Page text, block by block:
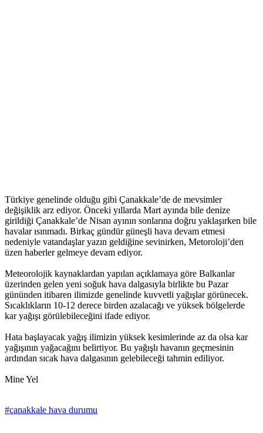
Türkiye genelinde olduğu gibi Çanakkale’de de mevsimler
değişiklik arz ediyor. Önceki yıllarda Mart ayında bile denize
girildiği Çanakkale’de Nisan ayının sonlarına doğru yaklaşırken bile
havalar ısınmadı. Birkaç gündür güneşli hava devam etmesi
nedeniyle vatandaşlar yazın geldiğine sevinirken, Metoroloji’den
üzen haberler gelmeye devam ediyor.
Meteorolojik kaynaklardan yapılan açıklamaya göre Balkanlar
üzerinden gelen yeni soğuk hava dalgasıyla birlikte bu Pazar
gününden itibaren ilimizde genelinde kuvvetli yağışlar görünecek.
Sıcaklıkların 10-12 derece birden azalacağı ve yüksek bölgelerde
kar yağışı görülebileceğini ifade ediyor.
Hata başlayacak yağış ilimizin yüksek kesimlerinde az da olsa kar
yağışının yağacağını belirtiyor. Bu yağışlı havanın geçmesinin
ardından sıcak hava dalgasının gelebileceği tahmin ediliyor.
Mine Yel
#çanakkale hava durumu